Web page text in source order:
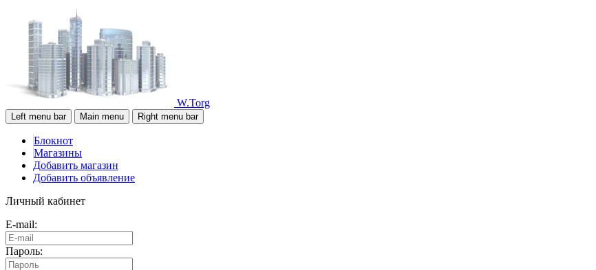
W.Torg
Left menu bar Main menu Right menu bar
Блокнот
Магазины
Добавить магазин
Добавить объявление
Личный кабинет
E-mail:
Пароль: